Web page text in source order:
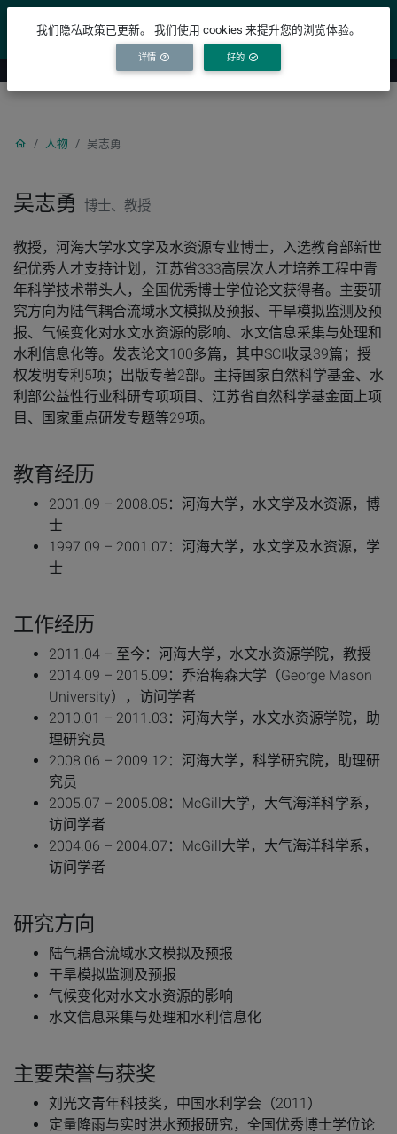
YICODE
人物 吴志勇
吴志勇 博士、教授
教授，河海大学水文学及水资源专业博士，入选教育部新世
纪优秀人才支持计划，江苏省333高层次人才培养工程中青
年科学技术带头人，全国优秀博士学位论文获得者。主要研
究方向为陆气耦合流域水文模拟及预报、干旱模拟监测及预
报、气候变化对水文水资源的影响、水文信息采集与处理和
水利信息化等。发表论文100多篇，其中SCI收录39篇；授
权发明专利5项；出版专著2部。主持国家自然科学基金、水
利部公益性行业科研专项项目、江苏省自然科学基金面上项
目、国家重点研发专题等29项。
教育经历
2001.09 – 2008.05：河海大学，水文学及水资源，博
士
1997.09 – 2001.07：河海大学，水文学及水资源，学
士
工作经历
2011.04 – 至今：河海大学，水文水资源学院，教授
2014.09 – 2015.09：乔治梅森大学（George Mason
University），访问学者
2010.01 – 2011.03：河海大学，水文水资源学院，助
理研究员
2008.06 – 2009.12：河海大学，科学研究院，助理研
究员
2005.07 – 2005.08：McGill大学，大气海洋科学系，
访问学者
2004.06 – 2004.07：McGill大学，大气海洋科学系，
访问学者
研究方向
陆气耦合流域水文模拟及预报
干旱模拟监测及预报
气候变化对水文水资源的影响
水文信息采集与处理和水利信息化
主要荣誉与获奖
刘光文青年科技奖，中国水利学会（2011）
定量降雨与实时洪水预报研究，全国优秀博士学位论
我们隐私政策已更新。 我们使用 cookies 来提升您的浏览体验。
详情 好的